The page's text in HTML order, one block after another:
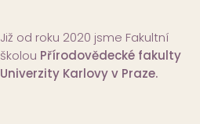
Již od roku 2020 jsme Fakultní
školou Přírodovědecké fakulty
Univerzity Karlovy v Praze.